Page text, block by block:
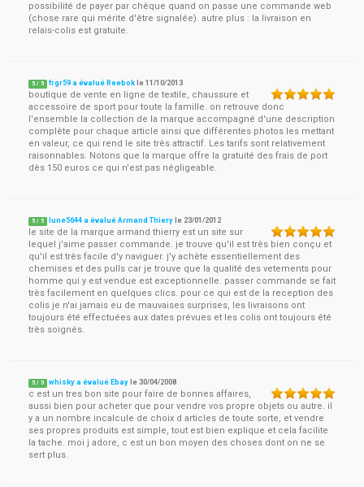
possibilité de payer par chèque quand on passe une commande web
(chose rare qui mérite d'être signalée). autre plus : la livraison en
relais-colis est gratuite.
5 / 5 frgr59 a évalué Reebok le11/10/2013
boutique de vente en ligne de textile, chaussure et
accessoire de sport pour toute la famille. on retrouve donc
l'ensemble la collection de la marque accompagné d'une description
complète pour chaque article ainsi que différentes photos les mettant
en valeur, ce qui rend le site très attractif. Les tarifs sont relativement
raisonnables. Notons que la marque offre la gratuité des frais de port
dès 150 euros ce qui n'est pas négligeable.
5 / 5 lune5644 a évalué Armand Thiery le 23/01/2012
le site de la marque armand thierry est un site sur
lequel j'aime passer commande. je trouve qu'il est très bien conçu et
qu'il est très facile d'y naviguer. j'y achète essentiellement des
chemises et des pulls car je trouve que la qualité des vetements pour
homme qui y est vendue est exceptionnelle. passer commande se fait
très facilement en quelques clics. pour ce qui est de la reception des
colis je n'ai jamais eu de mauvaises surprises, les livraisons ont
toujours été effectuées aux dates prévues et les colis ont toujours été
très soignés.
5 / 5 whisky a évalué Ebay le30/04/2008
c est un tres bon site pour faire de bonnes affaires,
aussi bien pour acheter que pour vendre vos propre objets ou autre. il
y a un nombre incalcule de choix d articles de toute sorte, et vendre
ses propres produits est simple, tout est bien explique et cela facilite
la tache. moi j adore, c est un bon moyen des choses dont on ne se
sert plus.